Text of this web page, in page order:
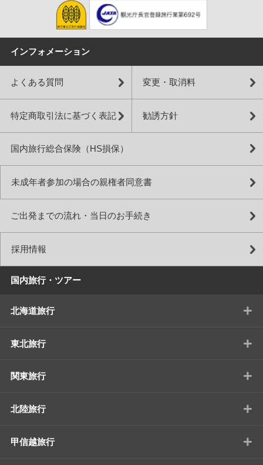
インフォメーション
よくある質問 変更・取消料
特定商取引法に基づく表記 勧誘方針
国内旅行総合保険（HS損保）
未成年者参加の場合の親権者同意書
ご出発までの流れ・当日のお手続き
採用情報
国内旅行・ツアー
北海道旅行 +
東北旅行 +
関東旅行 +
北陸旅行 +
甲信越旅行 +